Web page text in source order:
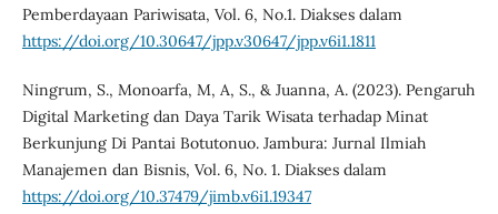
Pemberdayaan Pariwisata, Vol. 6, No.1. Diakses dalam
https://doi.org/10.30647/jpp.v30647/jpp.v6i1.1811
Ningrum, S., Monoarfa, M, A, S., & Juanna, A. (2023). Pengaruh
Digital Marketing dan Daya Tarik Wisata terhadap Minat
Berkunjung Di Pantai Botutonuo. Jambura: Jurnal Ilmiah
Manajemen dan Bisnis, Vol. 6, No. 1. Diakses dalam
https://doi.org/10.37479/jimb.v6i1.19347